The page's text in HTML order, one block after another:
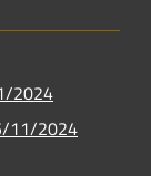
2024
11/2024